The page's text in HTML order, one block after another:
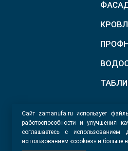
Сайт zamanufa.ru использует
работоспособности и улучшения
соглашаетесь с
использованием «cookies» и больше
Оферта